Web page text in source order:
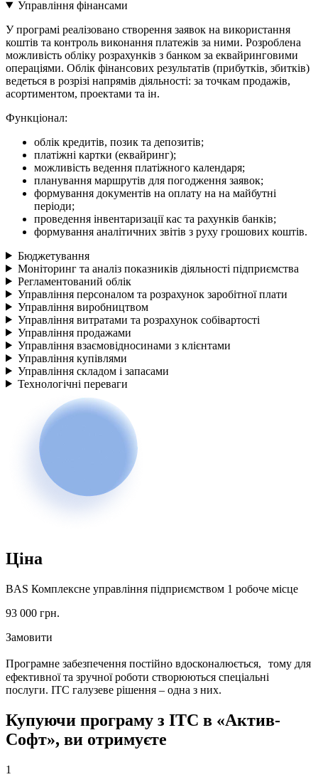
Управління фінансами
У програмі реалізовано створення заявок на використання
коштів та контроль виконання платежів за ними. Розроблена
можливість обліку розрахунків з банком за еквайринговими
операціями. Облік фінансових результатів (прибутків, збитків)
ведеться в розрізі напрямів діяльності: за точкам продажів,
асортиментом, проектами та ін.
Функціонал:
облік кредитів, позик та депозитів;
платіжні картки (еквайринг);
можливість ведення платіжного календаря;
планування маршрутів для погодження заявок;
формування документів на оплату на на майбутні
періоди;
проведення інвентаризації кас та рахунків банків;
формування аналітичних звітів з руху грошових коштів.
Бюджетування
Моніторинг та аналіз показників діяльності підприємства
Регламентований облік
Управління персоналом та розрахунок заробітної плати
Управління виробництвом
Управління витратами та розрахунок собівартості
Управління продажами
Управління взаємовідносинами з клієнтами
Управління купівлями
Управління складом і запасами
Технологічні переваги
Ціна
BAS Комплексне управління підприємством 1 робоче місце
93 000 грн.
Замовити
Програмне забезпечення постійно вдосконалюється, тому для
ефективної та зручної роботи створюються спеціальні
послуги. ІТС галузеве рішення – одна з них.
Купуючи програму з ІТС в «Актив-
Софт», ви отримуєте
1